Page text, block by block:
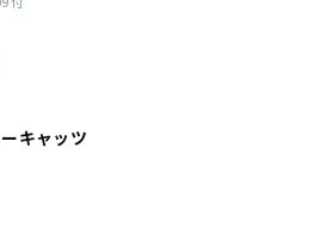
キャッツ